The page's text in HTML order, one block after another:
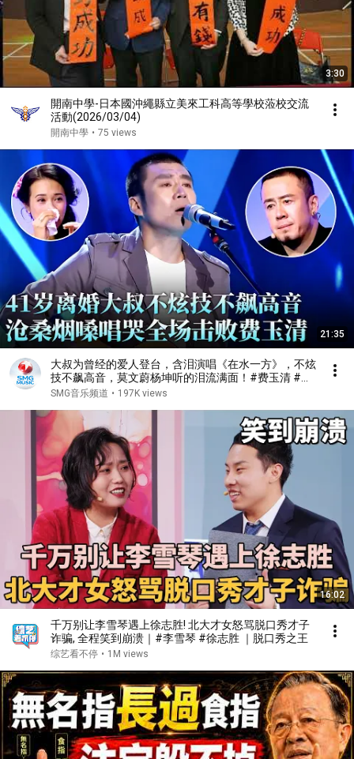
3:30
開南中學-日本國沖繩縣立美來工科高等學校蒞校交流
活動(2026/03/04)
開南中學 • 75 views
21:35
大叔为曾经的爱人登台，含泪演唱《在水一方》，不炫
技不飙高音，莫文蔚杨坤听的泪流满面！#费玉清 #任
柏儒 #天籁之战1 精华版 clip
SMG音乐频道 • 197K views
16:02
千万别让李雪琴遇上徐志胜! 北大才女怒骂脱口秀才子
诈骗, 全程笑到崩溃｜#李雪琴 #徐志胜 ｜脱口秀之王
综艺看不停 • 1M views